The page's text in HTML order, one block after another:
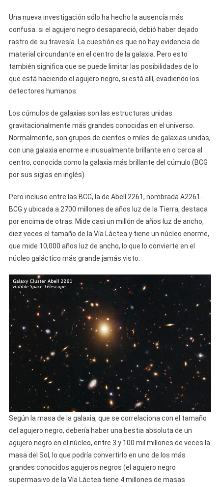
Una nueva investigación sólo ha hecho la ausencia más
confusa: si el agujero negro desapareció, debió haber dejado
rastro de su travesía. La cuestión es que no hay evidencia de
material circundante en el centro de la galaxia. Pero esto
también significa que se puede limitar las posibilidades de lo
que está haciendo el agujero negro, si está allí, evadiendo los
detectores humanos.
Los cúmulos de galaxias son las estructuras unidas
gravitacionalmente más grandes conocidas en el universo.
Normalmente, son grupos de cientos o miles de galaxias unidas,
con una galaxia enorme e inusualmente brillante en o cerca al
centro, conocida como la galaxia más brillante del cúmulo (BCG
por sus siglas en inglés).
Pero incluso entre las BCG, la de Abell 2261, nombrada A2261-
BCG y ubicada a 2700 millones de años luz de la Tierra, destaca
por encima de otras. Mide casi un millón de años luz de ancho,
diez veces el tamaño de la Vía Láctea y tiene un núcleo enorme,
que mide 10,000 años luz de ancho, lo que lo convierte en el
núcleo galáctico más grande jamás visto.
Según la masa de la galaxia, que se correlaciona con el tamaño
del agujero negro, debería haber una bestia absoluta de un
agujero negro en el núcleo, entre 3 y 100 mil millones de veces la
masa del Sol, lo que podría convertirlo en uno de los más
grandes conocidos agujeros negros (el agujero negro
supermasivo de la Vía Láctea tiene 4 millones de masas